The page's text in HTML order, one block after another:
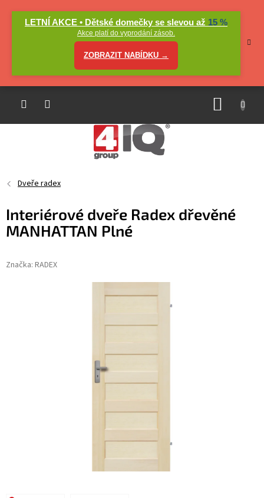
LETNÍ AKCE • Dětské domečky se slevou až 15 %
Akce platí do vyprodání zásob.
ZOBRAZIT NABÍDKU →
Dveře radex
Interiérové dveře Radex dřevěné
MANHATTAN Plné
Značka: RADEX